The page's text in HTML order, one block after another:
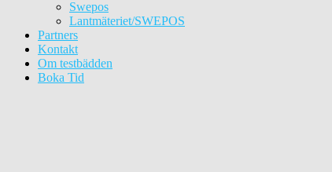
Swepos
Lantmäteriet/SWEPOS
Partners
Kontakt
Om testbädden
Boka Tid